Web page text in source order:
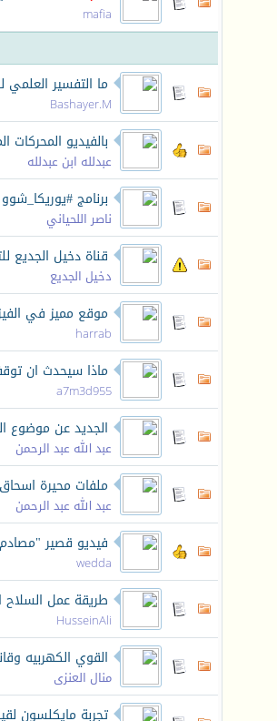
mafia
ما التفسير العلمي
Bashayer.M
بالفيديو المحركات
عبدلله ابن عبدلله
برنامج #يوريكا_شوو
ناصر اللحياني
قناة دخيل الجديع
دخيل الجديع
موقع مميز في
harrab
ماذا سيحدث ان
a7m3d955
الجديد عن موضوع
عبد الله عبد الرحمن
ملفات محيرة
عبد الله عبد الرحمن
فيديو قصير "مصادم
wedda
طريقة عمل السلاح
HusseinAli
القوي الكهربيه
منال العنزى
تجربة مايكلسون